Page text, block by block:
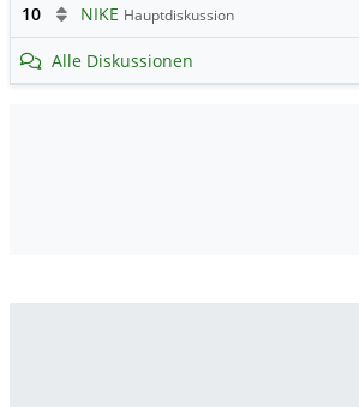
10 NIKE Hauptdiskussion
Alle Diskussionen